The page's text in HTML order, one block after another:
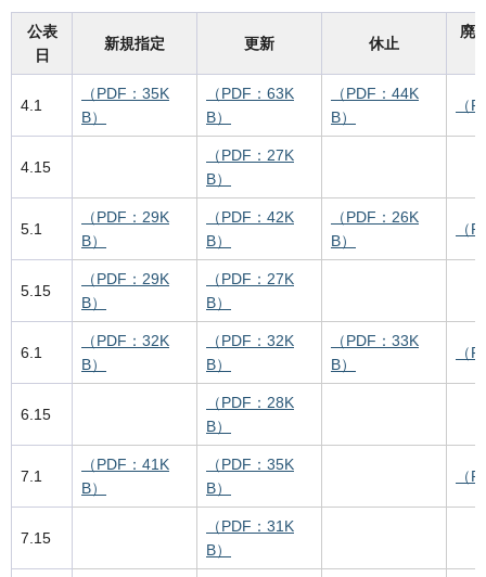
公表
日
新規指定 更新 休止
廃
4.1
（PDF：35K
B）
（PDF：63K
B）
（PDF：44K
B）
（
4.15
（PDF：27K
B）
5.1
（PDF：29K
B）
（PDF：42K
B）
（PDF：26K
B）
（
5.15
（PDF：29K
B）
（PDF：27K
B）
6.1
（PDF：32K
B）
（PDF：32K
B）
（PDF：33K
B）
（
6.15
（PDF：28K
B）
7.1
（PDF：41K
B）
（PDF：35K
B）
（
7.15
（PDF：31K
B）